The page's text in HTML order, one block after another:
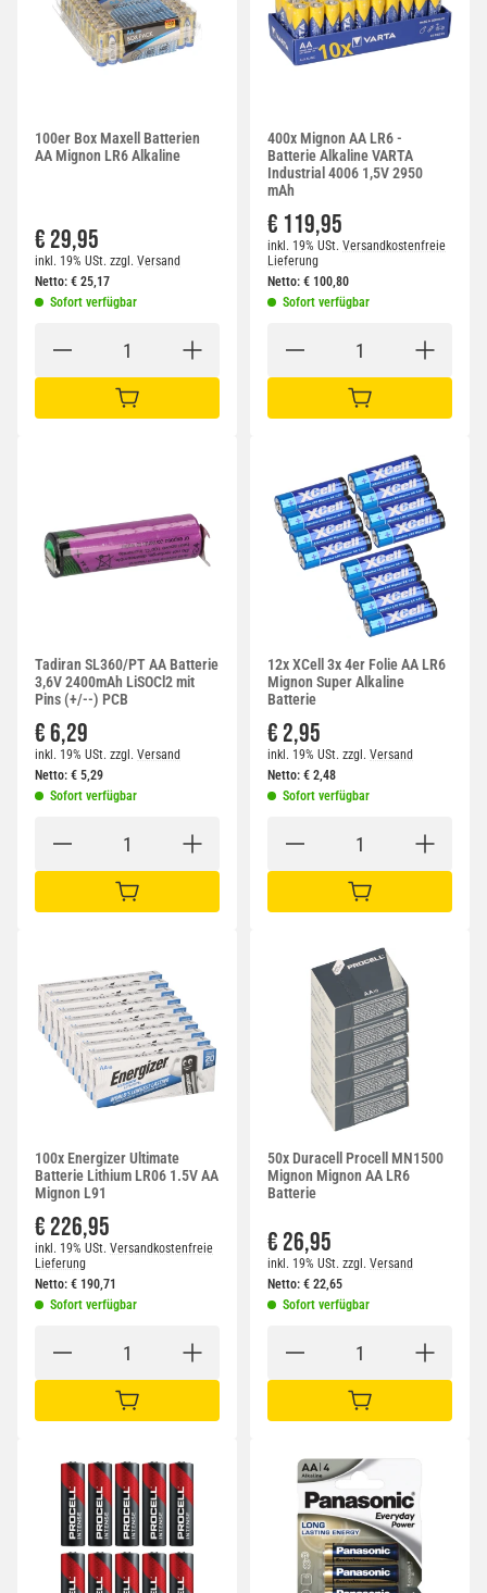
100er Box Maxell Batterien
AA Mignon LR6 Alkaline
€ 29,95
inkl. 19% USt. zzgl. Versand
Netto: € 25,17
Sofort verfügbar
IN DEN WARENKORB
400x Mignon AA LR6 -
Batterie Alkaline VARTA
Industrial 4006 1,5V 2950
mAh
€ 119,95
inkl. 19% USt. Versandkostenfreie
Lieferung
Netto: € 100,80
Sofort verfügbar
IN DEN WARENKORB
Tadiran SL360/PT AA Batterie
3,6V 2400mAh LiSOCl2 mit
Pins (+/--) PCB
€ 6,29
inkl. 19% USt. zzgl. Versand
Netto: € 5,29
Sofort verfügbar
IN DEN WARENKORB
12x XCell 3x 4er Folie AA LR6
Mignon Super Alkaline
Batterie
€ 2,95
inkl. 19% USt. zzgl. Versand
Netto: € 2,48
Sofort verfügbar
IN DEN WARENKORB
100x Energizer Ultimate
Batterie Lithium LR06 1.5V AA
Mignon L91
€ 226,95
inkl. 19% USt. Versandkostenfreie
Lieferung
Netto: € 190,71
Sofort verfügbar
IN DEN WARENKORB
50x Duracell Procell MN1500
Mignon Mignon AA LR6
Batterie
€ 26,95
inkl. 19% USt. zzgl. Versand
Netto: € 22,65
Sofort verfügbar
IN DEN WARENKORB